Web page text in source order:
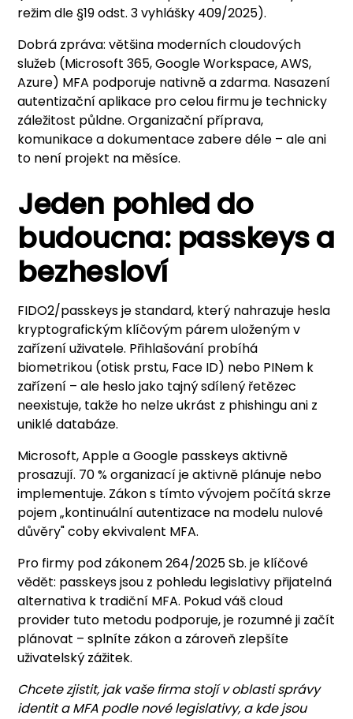
režim dle §19 odst. 3 vyhlášky 409/2025).
Dobrá zpráva: většina moderních cloudových
služeb (Microsoft 365, Google Workspace, AWS,
Azure) MFA podporuje nativně a zdarma. Nasazení
autentizační aplikace pro celou firmu je technicky
záležitost půldne. Organizační příprava,
komunikace a dokumentace zabere déle – ale ani
to není projekt na měsíce.
Jeden pohled do
budoucna: passkeys a
bezhesloví
FIDO2/passkeys je standard, který nahrazuje hesla
kryptografickým klíčovým párem uloženým v
zařízení uživatele. Přihlašování probíhá
biometrikou (otisk prstu, Face ID) nebo PINem k
zařízení – ale heslo jako tajný sdílený řetězec
neexistuje, takže ho nelze ukrást z phishingu ani z
uniklé databáze.
Microsoft, Apple a Google passkeys aktivně
prosazují. 70 % organizací je aktivně plánuje nebo
implementuje. Zákon s tímto vývojem počítá skrze
pojem „kontinuální autentizace na modelu nulové
důvěry" coby ekvivalent MFA.
Pro firmy pod zákonem 264/2025 Sb. je klíčové
vědět: passkeys jsou z pohledu legislativy přijatelná
alternativa k tradiční MFA. Pokud váš cloud
provider tuto metodu podporuje, je rozumné ji začít
plánovat – splníte zákon a zároveň zlepšíte
uživatelský zážitek.
Chcete zjistit, jak vaše firma stojí v oblasti správy
identit a MFA podle nové legislativy, a kde jsou